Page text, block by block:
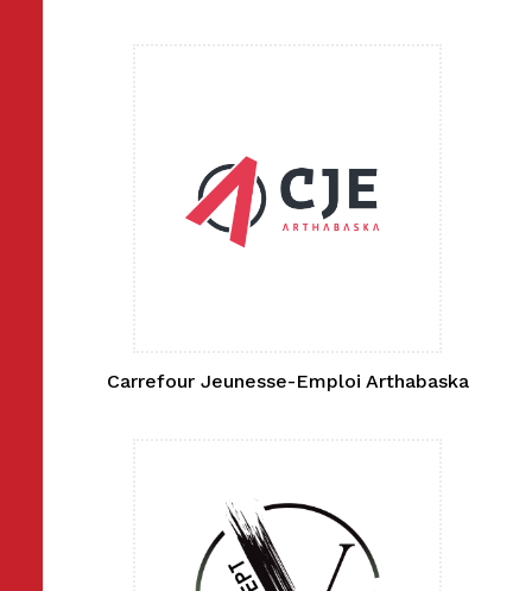
Carrefour Jeunesse-Emploi Arthabaska